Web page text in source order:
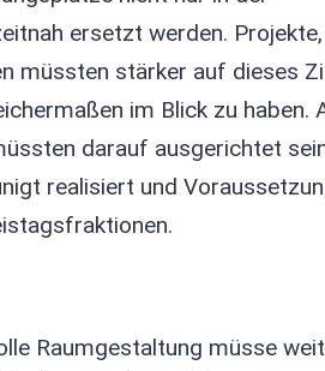
ersetzt werden. Projekte,
müssten stärker auf dieses
im Blick zu haben.
darauf ausgerichtet
realisiert und
Raumgestaltung müsse